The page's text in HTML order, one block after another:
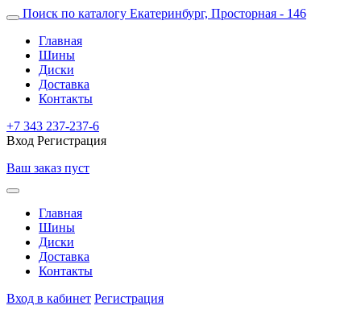
Поиск по каталогу Екатеринбург, Просторная - 146
Главная
Шины
Диски
Доставка
Контакты
+7 343 237-237-6
Вход Регистрация
Ваш заказ пуст
Главная
Шины
Диски
Доставка
Контакты
Вход в кабинет Регистрация